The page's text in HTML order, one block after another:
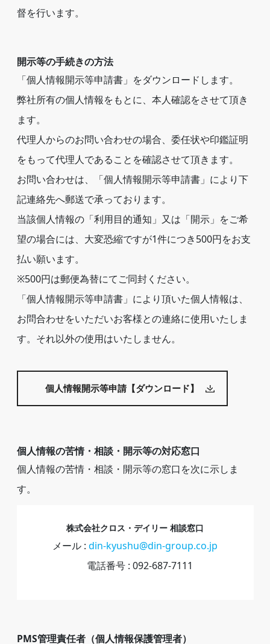
督を行います。
開示等の手続きの方法
「個人情報開示等申請書」をダウンロードします。
弊社所有の個人情報をもとに、本人確認をさせて頂き
ます。
代理人からのお問い合わせの場合、委任状や印鑑証明
をもって代理人であることを確認させて頂きます。
お問い合わせは、「個人情報開示等申請書」により下
記連絡先へ郵送で承っております。
当該個人情報の「利用目的通知」又は「開示」をご希
望の場合には、大変恐縮ですが1件につき500円をお支
払い願います。
※500円は郵便為替にてご同封ください。
「個人情報開示等申請書」により頂いた個人情報は、
お問合わせをいただいお客様との連絡に使用いたしま
す。それ以外の使用はいたしません。
個人情報開示等申請【ダウンロード】
個人情報の苦情・相談・開示等の対応窓口
個人情報の苦情・相談・開示等の窓口を次に示しま
す。
株式会社クロス・デイリー 相談窓口
メール : din-kyushu@din-group.co.jp
電話番号 : 092-687-7111
PMS管理責任者（個人情報保護管理者）